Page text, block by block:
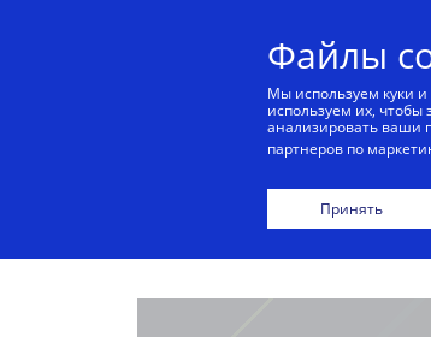
Файлы
Мы используем куки
используем их,
анализировать ваши
партнеров по
Принять